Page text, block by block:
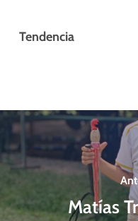
Tendencia
Matías